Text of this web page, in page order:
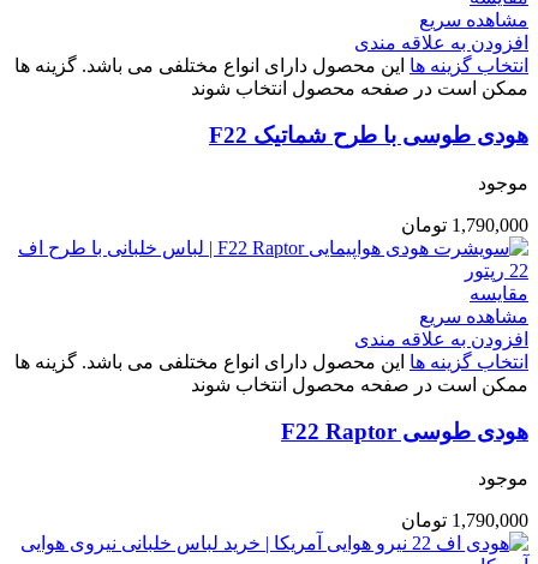
مشاهده سریع
افزودن به علاقه مندی
انتخاب گزینه ها این محصول دارای انواع مختلفی می باشد. گزینه ها
ممکن است در صفحه محصول انتخاب شوند
هودی طوسی با طرح شماتیک F22
موجود
1,790,000 تومان
مقایسه
مشاهده سریع
افزودن به علاقه مندی
انتخاب گزینه ها این محصول دارای انواع مختلفی می باشد. گزینه ها
ممکن است در صفحه محصول انتخاب شوند
هودی طوسی F22 Raptor
موجود
1,790,000 تومان